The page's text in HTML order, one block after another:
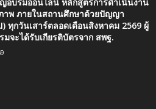
พ ภายในสถานศึกษาด้วยปัญญา
ทุกวันเสาร์ตลอดเดือนสิงหาคม 2569 ผู้
มจะได้รับเกียรติบัตรจาก สพฐ.